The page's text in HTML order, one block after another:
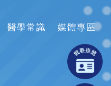
醫學常識 媒體專區